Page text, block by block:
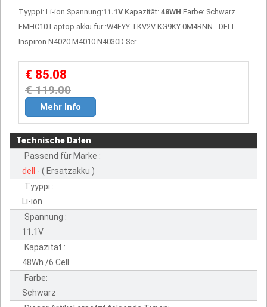
Tyyppi: Li-ion Spannung:11.1V Kapazität: 48WH Farbe: Schwarz
FMHC10 Laptop akku für :W4FYY TKV2V KG9KY 0M4RNN - DELL
Inspiron N4020 M4010 N4030D Ser
€ 85.08
€ 119.00
Mehr Info
Technische Daten
Passend für Marke :
dell
- ( Ersatzakku )
Tyyppi :
Li-ion
Spannung :
11.1V
Kapazität :
48Wh /6 Cell
Farbe:
Schwarz